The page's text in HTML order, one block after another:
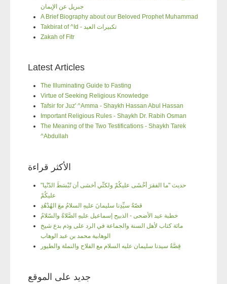
جبريل عن الإيمان
A Brief Biography about our Beloved Prophet Muhammad
Takbirat of ^Id - تكبيرات العيد
Zakah of Fitr
Latest Articles
The Illuminating Guide to Fasting
Virtue of Seeking Religious Knowledge
Tafsir for Juz' ^Amma - Shaykh Hassan Abul Hassan
Important Religious Rules - Shaykh Dr. Rabih Osman
The Meaning of the Two Testifications - Shaykh Tarek
^Abdullah
الأكثر قراءة
"حديث "ما الفقرَ أخْشَى عليكُمْ ولكنِّي أخشى أن تُبْسَطَ الدّنْيا
عليكُمْ
قصّةُ سيِّدِنا سليمانَ عليهِ السلامُ معَ الهُدْهُدِ
خطبة عيد الأضحى - الذبيح إسماعيل عليهِ الصَّلاةُ والسّلامُ
مائة كتاب لأهل السنة والجماعة في الرد على وذم بدع شيخ
الوهابية محمد بن عبد الوهاب
قِصَّةُ سيدنا سليمان عليه السلام مع الفلاح والنملة والطيور
جديد على الموقع